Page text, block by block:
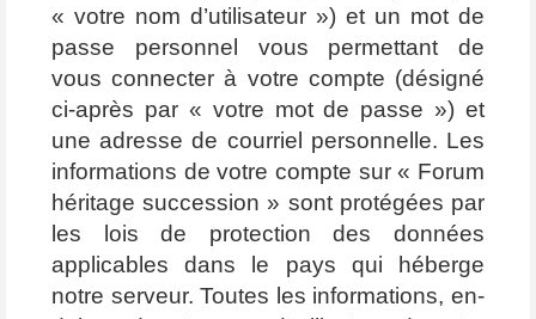
« votre nom d’utilisateur ») et un mot de
passe personnel vous permettant de
vous connecter à votre compte (désigné
ci-après par « votre mot de passe ») et
une adresse de courriel personnelle. Les
informations de votre compte sur « Forum
héritage succession » sont protégées par
les lois de protection des données
applicables dans le pays qui héberge
notre serveur. Toutes les informations, en-